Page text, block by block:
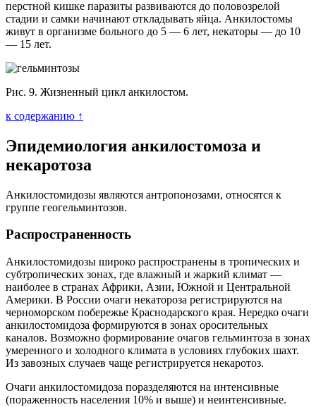
перстной кишке паразиты развиваются до половозрелой
стадии и самки начинают откладывать яйца. Анкилостомы
живут в организме больного до 5 — 6 лет, некаторы — до 10
— 15 лет.
Рис. 9. Жизненный цикл анкилостом.
к содержанию ↑
Эпидемиология анкилостомоза и
некаротоза
Анкилостомидозы являются антропонозами, относятся к
группе геогельминтозов.
Распространенность
Анкилостомидозы широко распространены в тропических и
субтропических зонах, где влажный и жаркий климат —
наиболее в странах Африки, Азии, Южной и Центральной
Америки. В России очаги некатороза регистрируются на
черноморском побережье Краснодарского края. Нередко очаги
анкилостомидоза формируются в зонах оросительных
каналов. Возможно формирование очагов гельминтоза в зонах
умеренного и холодного климата в условиях глубоких шахт.
Из завозных случаев чаще регистрируется некаротоз.
Очаги анкилостомидоза поразделяются на интенсивные
(пораженность населения 10% и выше) и неинтенсивные.